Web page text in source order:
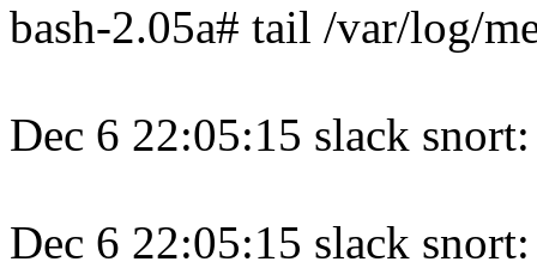
bash-2.05a# tail /var/log/
Dec 6 22:05:15 slack
Dec 6 22:05:15 slack snort: